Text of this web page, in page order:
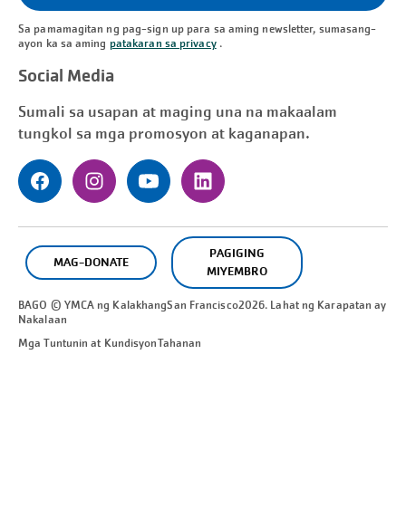
Sa pamamagitan ng pag-sign up para sa aming newsletter, sumasang-
ayon ka sa aming patakaran sa privacy.
Social Media
Sumali sa usapan at maging una na makaalam
tungkol sa mga promosyon at kaganapan.
MAG-DONATE
PAGIGING
MIYEMBRO
BAGO © YMCA ng KalakhangSan Francisco2026. Lahat ng Karapatan ay
Nakalaan
Mga Tuntunin at KundisyonTahanan